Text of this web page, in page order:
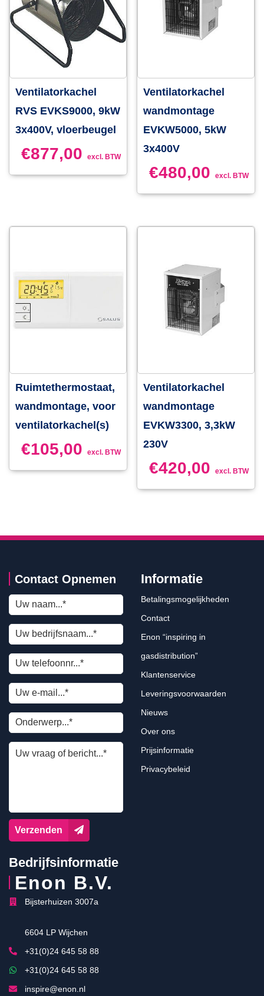
Ventilatorkachel
RVS EVKS9000, 9kW
3x400V, vloerbeugel
€877,00 excl. BTW
Ventilatorkachel
wandmontage
EVKW5000, 5kW
3x400V
€480,00 excl. BTW
Ruimtethermostaat,
wandmontage, voor
ventilatorkachel(s)
€105,00 excl. BTW
Ventilatorkachel
wandmontage
EVKW3300, 3,3kW
230V
€420,00 excl. BTW
Contact Opnemen
Verzenden
Informatie
Betalingsmogelijkheden
Contact
Enon “inspiring in
gasdistribution”
Klantenservice
Leveringsvoorwaarden
Nieuws
Over ons
Prijsinformatie
Privacybeleid
Bedrijfsinformatie
Enon B.V.
Bijsterhuizen 3007a
6604 LP Wijchen
+31(0)24 645 58 88
+31(0)24 645 58 88
inspire@enon.nl